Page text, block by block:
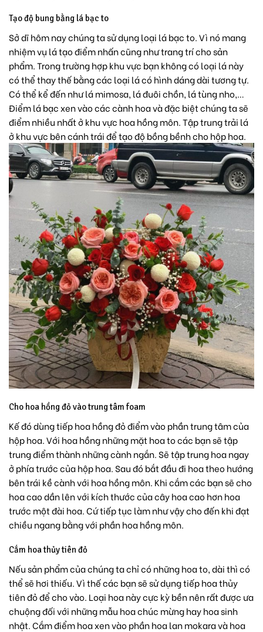
Tạo độ bung bằng lá bạc to
Sở dĩ hôm nay chúng ta sử dụng loại lá bạc to. Vì nó mang
nhiệm vụ lá tạo điểm nhấn cũng như trang trí cho sản
phẩm. Trong trường hợp khu vực bạn không có loại lá này
có thể thay thế bằng các loại lá có hình dáng dài tương tự.
Có thể kể đến như lá mimosa, lá đuôi chồn, lá tùng nho,…
Điểm lá bạc xen vào các cành hoa và đặc biệt chúng ta sẽ
điểm nhiều nhất ở khu vực hoa hồng môn. Tập trung trải lá
ở khu vực bên cánh trái để tạo độ bồng bềnh cho hộp hoa.
Cho hoa hồng đỏ vào trung tâm foam
Kế đó dùng tiếp hoa hồng đỏ điểm vào phần trung tâm của
hộp hoa. Với hoa hồng những mặt hoa to các bạn sẽ tập
trung điểm thành những cành ngắn. Sẽ tập trung hoa ngay
ở phía trước của hộp hoa. Sau đó bắt đầu đi hoa theo hướng
bên trái kề cành với hoa hồng môn. Khi cắm các bạn sẽ cho
hoa cao dần lên với kích thước của cây hoa cao hơn hoa
trước một đài hoa. Cứ tiếp tục làm như vậy cho đến khi đạt
chiều ngang bằng với phần hoa hồng môn.
Cắm hoa thủy tiên đỏ
Nếu sản phẩm của chúng ta chỉ có những hoa to, dài thì có
thể sẽ hơi thiếu. Vì thế các bạn sẽ sử dụng tiếp hoa thủy
tiên đỏ để cho vào. Loại hoa này cực kỳ bền nên rất được ưa
chuộng đối với những mẫu hoa chúc mừng hayhoa sinh
nhật. Cắm điểm hoa xen vào phần hoa lan mokara và hoa